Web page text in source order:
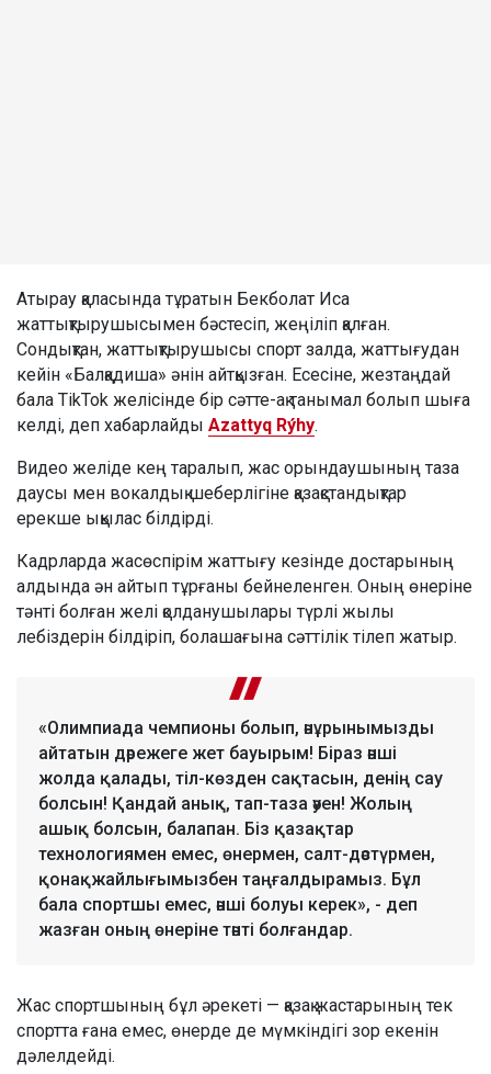
Атырау қаласында тұратын Бекболат Иса
жаттықтырушысымен бәстесіп, жеңіліп қалған.
Сондықтан, жаттықтырушысы спорт залда, жаттығудан
кейін «Балқадиша» әнін айтқызған. Есесіне, жезтаңдай
бала TikTok желісінде бір сәтте-ақ танымал болып шыға
келді, деп хабарлайды Azattyq Rýhy.
Видео желіде кең таралып, жас орындаушының таза
даусы мен вокалдық шеберлігіне қазақстандықтар
ерекше ықылас білдірді.
Кадрларда жасөспірім жаттығу кезінде достарының
алдында ән айтып тұрғаны бейнеленген. Оның өнеріне
тәнті болған желі қолданушылары түрлі жылы
лебіздерін білдіріп, болашағына сәттілік тілеп жатыр.
«Олимпиада чемпионы болып, әнұрынымызды
айтатын дәрежеге жет бауырым! Біраз әнші
жолда қалады, тіл-көзден сақтасын, денің сау
болсын! Қандай анық, тап-таза әуен! Жолың
ашық болсын, балапан. Біз қазақтар
технологиямен емес, өнермен, салт-дәстүрмен,
қонақжайлығымызбен таңғалдырамыз. Бұл
бала спортшы емес, әнші болуы керек», - деп
жазған оның өнеріне тәнті болғандар.
Жас спортшының бұл әрекеті — қазақ жастарының тек
спортта ғана емес, өнерде де мүмкіндігі зор екенін
дәлелдейді.